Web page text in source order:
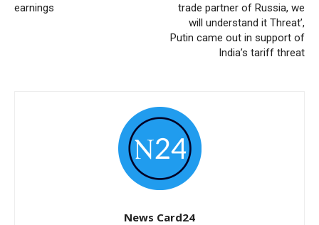
earnings
trade partner of Russia, we
will understand it Threat’,
Putin came out in support of
India’s tariff threat
News Card24